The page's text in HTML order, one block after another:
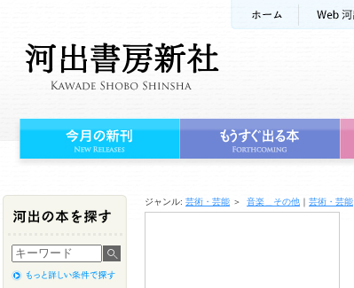
ジャンル: 芸術・芸能 ＞ 音楽＿その他 ｜ 芸術・芸能